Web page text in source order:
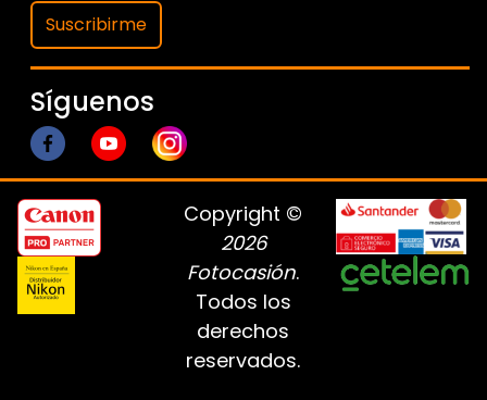
Suscribirme
Síguenos
Copyright ©
2026
Fotocasión.
Todos los
derechos
reservados.